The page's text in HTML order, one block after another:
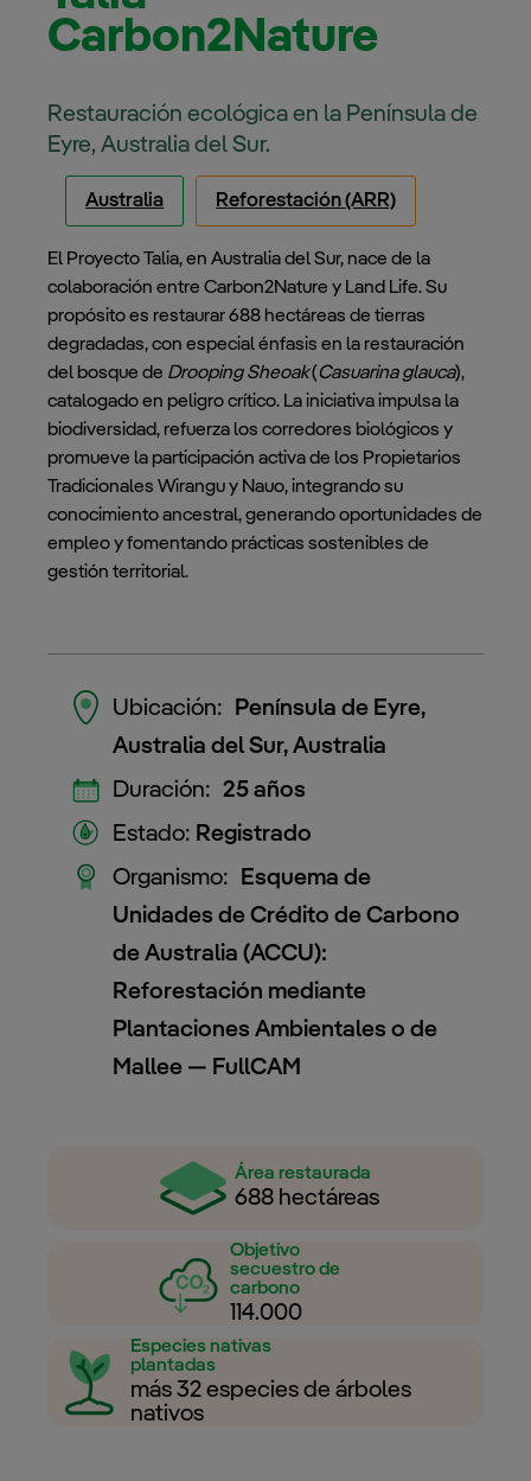
Carbon2Nature
Restauración ecológica en la Península de
Eyre, Australia del Sur.
Australia Reforestación (ARR)
El Proyecto Talia, en Australia del Sur, nace de la
colaboración entre Carbon2Nature y Land Life. Su
propósito es restaurar 688 hectáreas de tierras
degradadas, con especial énfasis en la restauración
del bosque de Drooping Sheoak(Casuarina glauca),
catalogado en peligro crítico. La iniciativa impulsa la
biodiversidad, refuerza los corredores biológicos y
promueve la participación activa de los Propietarios
Tradicionales Wirangu y Nauo, integrando su
conocimiento ancestral, generando oportunidades de
empleo y fomentando prácticas sostenibles de
gestión territorial.
Ubicación:
Península de Eyre,
Australia del Sur, Australia
Duración: 25 años
Estado: Registrado
Organismo:
Esquema de
Unidades de Crédito de Carbono
de Australia (ACCU):
Reforestación mediante
Plantaciones Ambientales o de
Mallee — FullCAM
Área restaurada
688 hectáreas
Objetivo
secuestro de
carbono
114.000
Especies nativas
plantadas
más 32 especies de árboles
nativos